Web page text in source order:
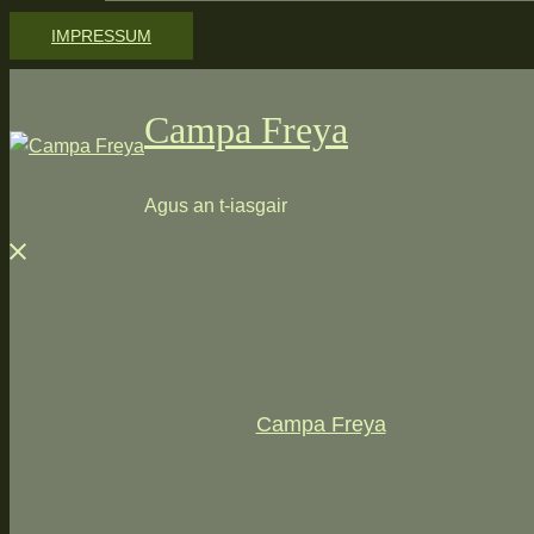
IMPRESSUM
Campa Freya
Agus an t-iasgair
Menü
Campa Freya